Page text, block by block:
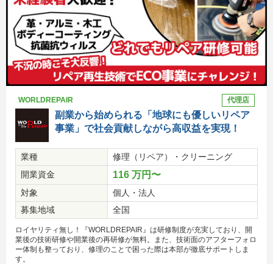
WORLDREPAIR 代理店
副業から始められる「地球にも優しいリペア
事業」で社会貢献しながら高収益を実現！
業種
修理（リペア）・クリーニング
開業資金
116 万円〜
対象
個人・法人
募集地域
全国
ロイヤリティ無し！『WORLDREPAIR』は研修制度が充実しており、開
業後の技術研修や開業後の再研修が無料。また、技術面のアフターフォロ
ー体制も整っており、修理のことで困った際は本部が徹底サポートしま
す。